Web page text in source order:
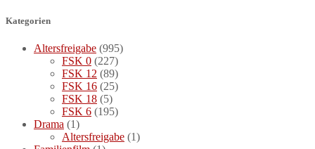
Kategorien
Altersfreigabe (995)
FSK 0 (227)
FSK 12 (89)
FSK 16 (25)
FSK 18 (5)
FSK 6 (195)
Drama (1)
Altersfreigabe (1)